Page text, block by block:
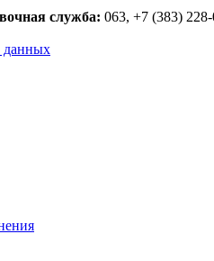
служба: 063, +7 (383)
данных